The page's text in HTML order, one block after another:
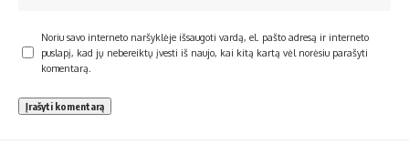
Noriu savo interneto naršyklėje išsaugoti vardą, el. pašto adresą ir interneto
puslapį, kad jų nebereiktų įvesti iš naujo, kai kitą kartą vėl norėsiu parašyti
komentarą.